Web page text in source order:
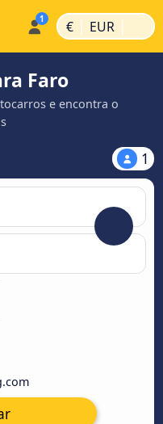
€ | EUR |
Faro
e encontra o
1